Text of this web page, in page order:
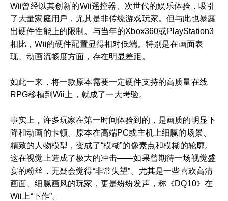
Wii曾经以其创新的Wii遥控器、次世代的娱乐体验，吸引
了大量家庭用戶，尤其是非传统游戏玩家。但与此也暴露
出硬件性能上的限制。与当年的Xbox360或PlayStation3
相比，Wii的硬件配置显得相对低端。特别是在画面表
现、动画流畅度方面，存在明显差距。
如此一来，将一款原本需要一定硬件支持的高质量在线
RPG移植到Wii上，就成了一大考验。
事实上，许多玩家在第一时间体验到的，是画质的明显下
降和动画的卡顿。原本在高端PC或主机上细腻的场景、
精致的人物模型，变成了“模糊”的像素点和模糊的轮廓。
这在视觉上造成了极大的冲击——如果曾期待一场视觉盛
宴的粉丝，无疑会觉得“非常失望”。尤其是一些喜欢高清
画面、细腻画风的玩家，更是纷纷发声，称《DQ10》在
Wii上“下作”。